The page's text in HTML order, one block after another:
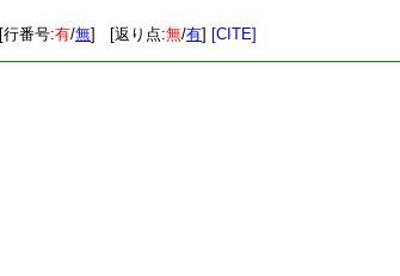
[行番号:有/無] [返り点:無/有] [CITE]